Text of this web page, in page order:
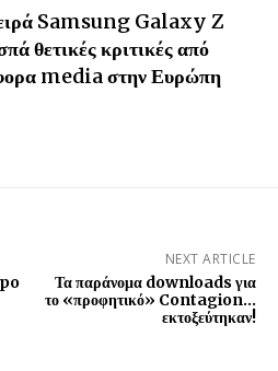
Samsung Galaxy Z
θετικές κριτικές από
media στην Ευρώπη
NEXT ARTICLE
Τα παράνομα downloads για
το «προφητικό» Contagion…
εκτοξεύτηκαν!